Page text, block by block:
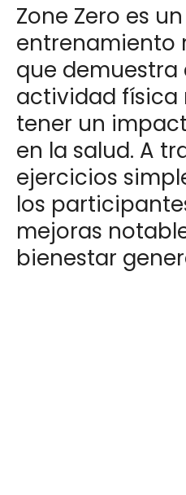
Zone Zero es
entrenamiento
que
actividad física
tener un
en la salud. A
ejercicios
los
mejoras
bienestar